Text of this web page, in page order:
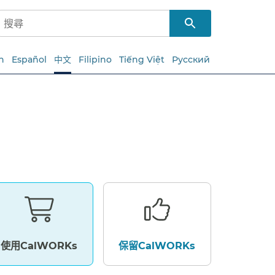
Español 中文 Filipino Tiếng Việt Русский
使用CalWORKs​​ 保留CalWORKs​​